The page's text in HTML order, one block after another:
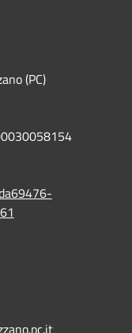
(PC)